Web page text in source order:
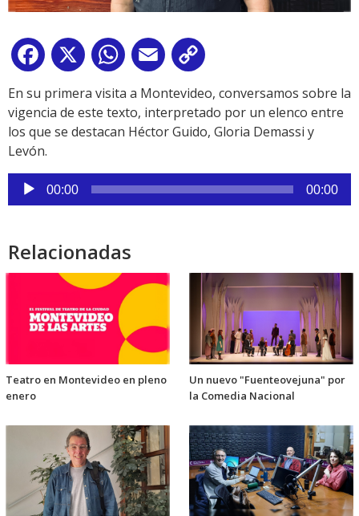
Facebook
X WhatsApp
Email
Link
En su primera visita a Montevideo, conversamos sobre la
vigencia de este texto, interpretado por un elenco entre
los que se destacan Héctor Guido, Gloria Demassi y
Levón.
Reproductor
de
00:00 00:00
Relacionadas
Teatro en Montevideo en pleno
enero
Un nuevo "Fuenteovejuna" por
la Comedia Nacional